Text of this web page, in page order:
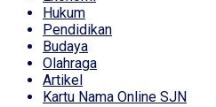
Hukum
Pendidikan
Budaya
Olahraga
Artikel
Kartu Nama Online SJN